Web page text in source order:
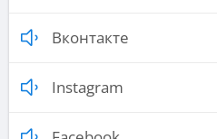
Вконтакте
Instagram